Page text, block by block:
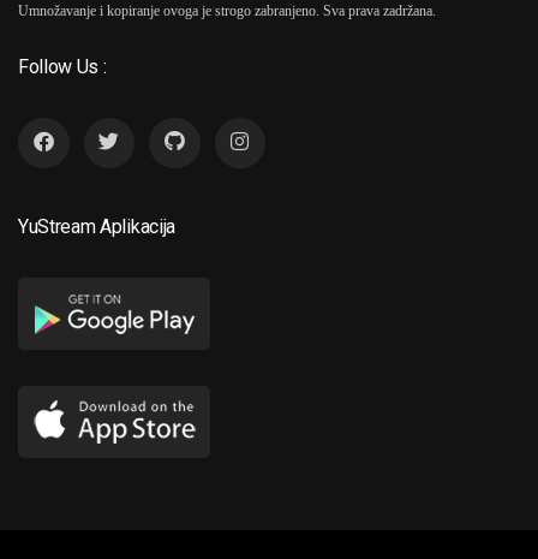
Umnožavanje i kopiranje ovoga je strogo zabranjeno. Sva prava zadržana.
Follow Us :
YuStream Aplikacija